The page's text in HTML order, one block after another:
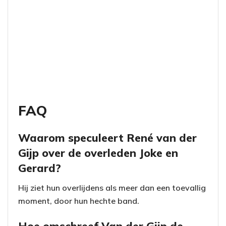
FAQ
Waarom speculeert René van der
Gijp over de overleden Joke en
Gerard?
Hij ziet hun overlijdens als meer dan een toevallig
moment, door hun hechte band.